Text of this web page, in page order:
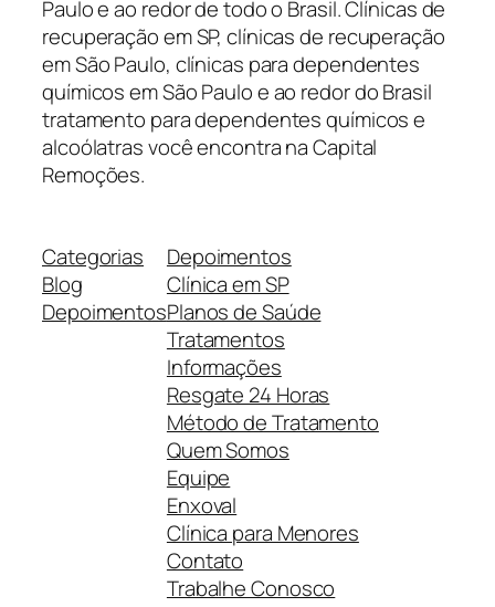
Paulo e ao redor de todo o Brasil. Clínicas de
recuperação em SP, clínicas de recuperação
em São Paulo, clínicas para dependentes
químicos em São Paulo e ao redor do Brasil
tratamento para dependentes químicos e
alcoólatras você encontra na Capital
Remoções.
Categorias
Blog
Depoimentos
Depoimentos
Clínica em SP
Planos de Saúde
Tratamentos
Informações
Resgate 24 Horas
Método de Tratamento
Quem Somos
Equipe
Enxoval
Clínica para Menores
Contato
Trabalhe Conosco